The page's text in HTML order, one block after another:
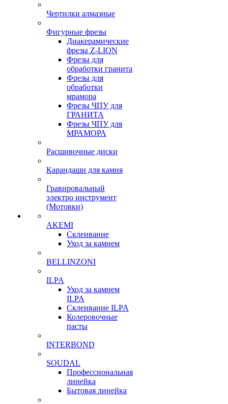
Чертилки алмазные
Фигурные фрезы
Диакерамические
фрезы Z-LION
Фрезы для
обработки гранита
Фрезы для
обработки
мрамора
Фрезы ЧПУ для
ГРАНИТА
Фрезы ЧПУ для
МРАМОРА
Расшивочные диски
Карандаши для камня
Гравировальный
электро инструмент
(Мотовки)
AKEMI
Склеивание
Уход за камнем
BELLINZONI
ILPA
Уход за камнем
ILPA
Склеивание ILPA
Колеровочные
пасты
INTERBOND
SOUDAL
Профессиональная
линейка
Бытовая линейка